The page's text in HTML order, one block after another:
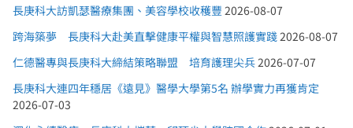
長庚科大訪凱瑟醫療集團、美容學校收穫豐 2026-08-07
跨海築夢 長庚科大赴美直擊健康平權與智慧照護實踐2026-08-07
仁德醫專與長庚科大締結策略聯盟 培育護理尖兵2026-07-07
長庚科大連四年穩居《遠見》醫學大學第5名 辦學實力再獲肯定
2026-07-03